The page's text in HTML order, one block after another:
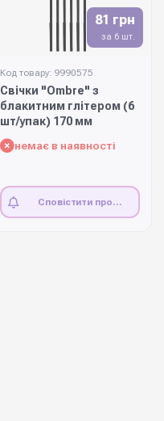
81 грн
за 6 шт.
Код товару: 9990575
Свічки "Ombre" з
блакитним глітером (6
шт/упак) 170 мм
немає в наявності
Сповістити про